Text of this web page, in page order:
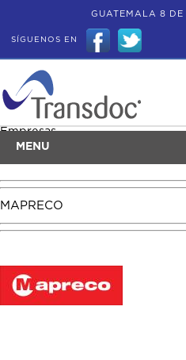
GUATEMALA 8
SÍGUENOS EN
MENU
Empresas
MAPRECO